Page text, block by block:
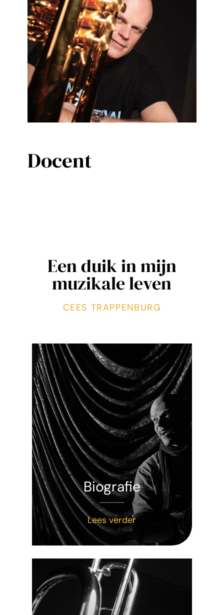
Agenda
Contact
Docent
Een duik in mijn
muzikale leven
CEES TRAPPENBURG
Biografie
Lees verder